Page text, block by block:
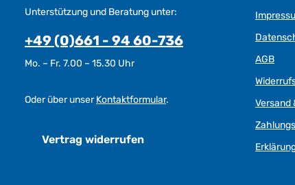
Unterstützung und Beratung unter:
+49 (0)661 - 94 60-736
Mo. – Fr. 7.00 – 15.30 Uhr
Oder über unserKontaktformular.
Vertrag widerrufen
AGB
Versand